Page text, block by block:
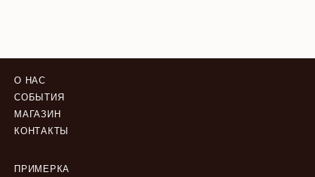
О НАС
СОБЫТИЯ
МАГАЗИН
КОНТАКТЫ
ПРИМЕРКА